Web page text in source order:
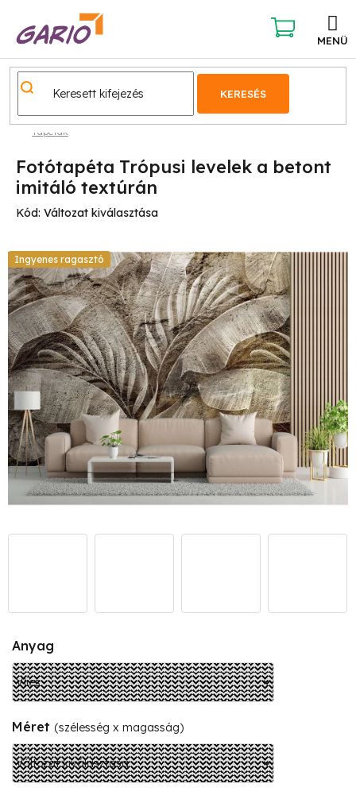
KERESÉS
KOSÁR
Tapéták
Fotótapéta Trópusi levelek a betont
imitáló textúrán
Kód: Változat kiválasztása
Ingyenes ragasztó
Anyag
Méret (szélesség x magasság)